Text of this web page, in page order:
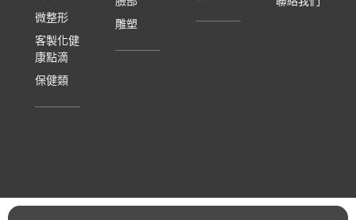
微整形
客製化健
康點滴
保健類
雕塑